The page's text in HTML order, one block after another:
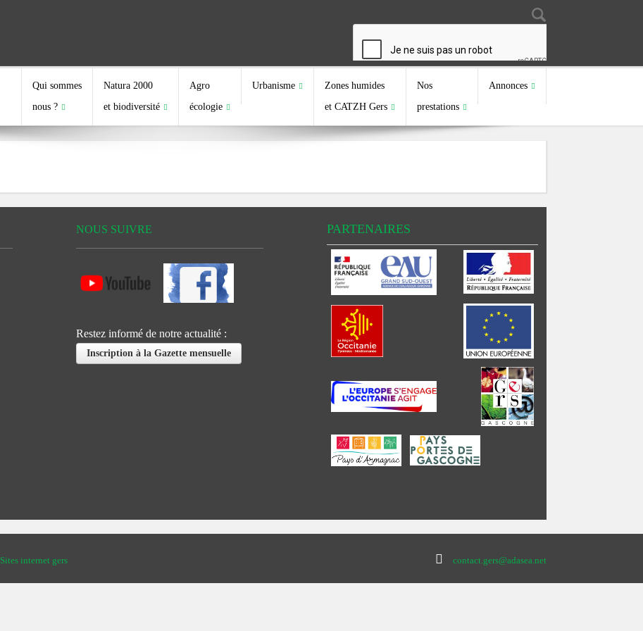
Search form
Qui sommes
nous ?
Natura 2000
et biodiversité
Agro
écologie
Urbanisme
Zones humides
et CATZH Gers
Nos
prestations
Annonces
NOUS SUIVRE
Restez informé de notre actualité :
Inscription à la Gazette mensuelle
PARTENAIRES
Sites internet gers contact.gers@adasea.net